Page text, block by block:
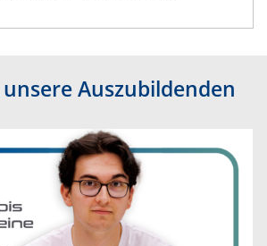
unsere Auszubildenden